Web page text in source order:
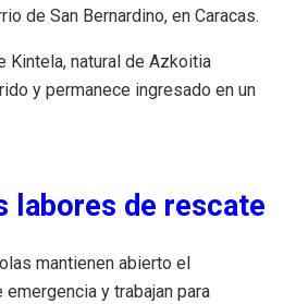
de San Bernardino, en Caracas.
Kintela, natural de Azkoitia
y permanece ingresado en un
labores de rescate
mantienen abierto el
y trabajan para